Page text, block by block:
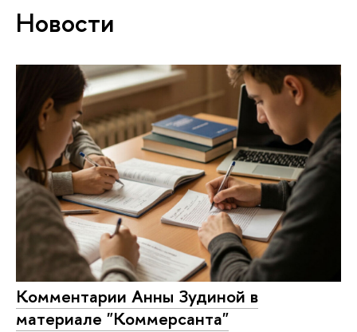
Новости
Комментарии Анны Зудиной в
материале "Коммерсанта"